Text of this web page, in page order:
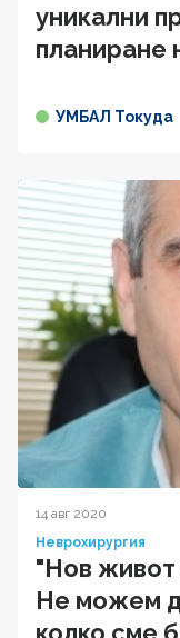
уникални
планиране
УМБАЛ Токуда
14 авг 2020
Неврохирургия
"Нов живот
Не можем